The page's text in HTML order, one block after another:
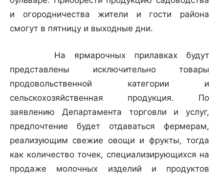
и огородничества жители и гости района
смогут в пятницу и выходные дни.
На ярмарочных прилавках будут
представлены исключительно товары
продовольственной категории и
сельскохозяйственная продукция. По
заявлению Департамента торговли и услуг,
предпочтение будет отдаваться фермерам,
реализующим свежие овощи и фрукты, тогда
как количество точек, специализирующихся на
продаже молочных изделий и продуктов